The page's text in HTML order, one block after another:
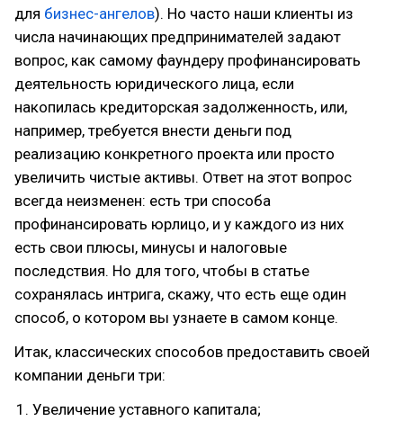
для бизнес-ангелов). Но часто наши клиенты из
числа начинающих предпринимателей задают
вопрос, как самому фаундеру профинансировать
деятельность юридического лица, если
накопилась кредиторская задолженность, или,
например, требуется внести деньги под
реализацию конкретного проекта или просто
увеличить чистые активы. Ответ на этот вопрос
всегда неизменен: есть три способа
профинансировать юрлицо, и у каждого из них
есть свои плюсы, минусы и налоговые
последствия. Но для того, чтобы в статье
сохранялась интрига, скажу, что есть еще один
способ, о котором вы узнаете в самом конце.
Итак, классических способов предоставить своей
компании деньги три:
Увеличение уставного капитала;